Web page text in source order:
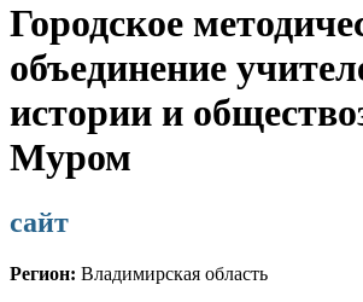
Городское
объединение
истории и
Муром
сайт
Регион: Владимирская область